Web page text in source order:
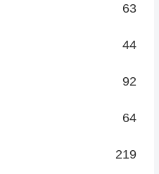
63
44
92
64
219